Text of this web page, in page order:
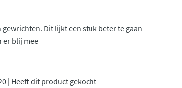
Dit lijkt een stuk beter te gaan
er blij mee
| Heeft dit product gekocht